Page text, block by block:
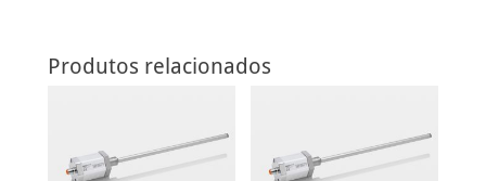
Produtos relacionados